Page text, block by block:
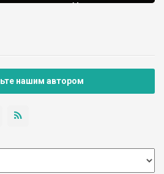
як пращури. Ми не питали.
нашим автором